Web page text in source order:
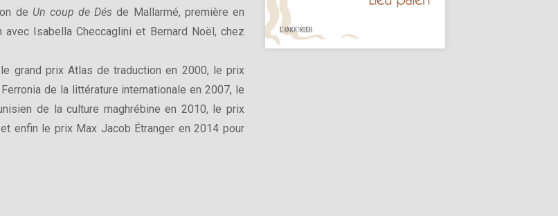
de Un coup de Dés de Mallarmé, première en
Isabella Checcaglini et Bernard Noël, chez
grand prix Atlas de traduction en 2000, le prix
de la littérature internationale en 2007, le
de la culture maghrébine en 2010, le prix
enfin le prix Max Jacob Étranger en 2014 pour